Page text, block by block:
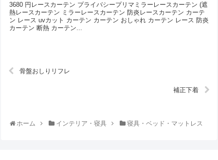
3680 円レースカーテン プライバシープリマミラーレースカーテン (遮
熱レースカーテン ミラーレースカーテン 防炎レースカーテン カーテ
ン レース uvカット カーテン カーテン おしゃれ カーテン レース 防炎
カーテン 断熱 カーテン...
骨盤おしりリフレ
補正下着
ホーム インテリア・寝具 寝具・ベッド・マットレス